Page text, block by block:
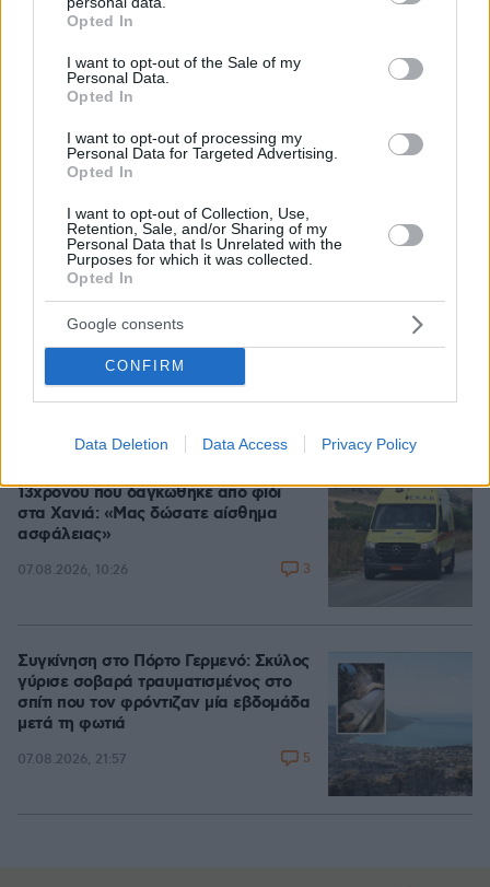
grant or deny consent to Google and its third-party tags to
use your data for below specified purposes in below Google
consent section.
Opted In
I want to opt-out of the Sale of my
Personal Data.
Opted In
I want to opt-out of processing my
Personal Data for Targeted Advertising.
Opted In
I want to opt-out of Collection, Use,
Retention, Sale, and/or Sharing of my
Personal Data that Is Unrelated with the
Purposes for which it was collected.
Opted In
Google consents
CONFIRM
Data Deletion Data Access Privacy Policy
Φραντσέσκα Τόκα: Η Ιταλίδα «νύφη»
ολόγυμνη στην μπανιέρα της, δείτε
φωτογραφίες
«Άξιζε να θέσουμε σε κίνδυνο μια
οικογένεια λύκων, για να σώσουμε
έναν σκύλο; Όχι» λέει ο ερευνητής
μετά τις επικρίσεις για τον θάνατο του
λευκού κουταβιού
07.08.2026, 18:54 105
13χρονου που δαγκώθηκε από φίδι
στα Χανιά: «Μας δώσατε αίσθημα
ασφάλειας»
07.08.2026, 10:26 3
Συγκίνηση στο Πόρτο Γερμενό: Σκύλος
γύρισε σοβαρά τραυματισμένος στο
σπίτι που τον φρόντιζαν μία εβδομάδα
μετά τη φωτιά
07.08.2026, 21:57 5